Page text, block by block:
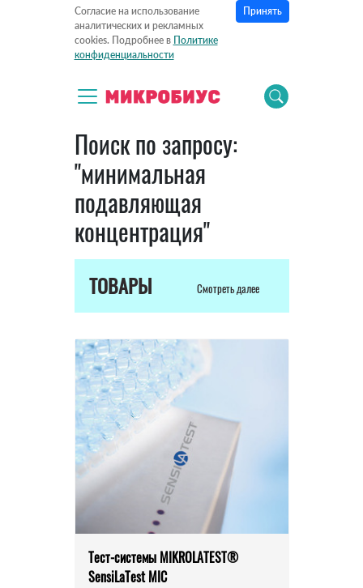
Согласие на использование
аналитических и рекламных
cookies. Подробнее в Политике
конфиденциальности
Принять
Поиск по запросу:
"минимальная
подавляющая
концентрация"
ТОВАРЫ Смотреть далее
Тест-системы MIKROLATEST®
SensiLaTest MIC